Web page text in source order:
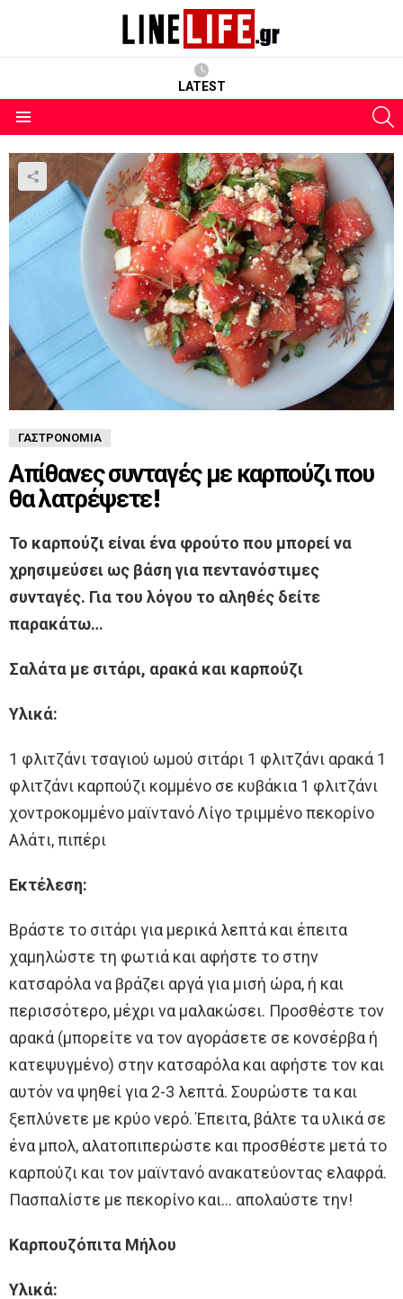
LATEST
ΓΑΣΤΡΟΝΟΜΊΑ
Απίθανες συνταγές με καρπούζι που
θα λατρέψετε!
To καρπούζι είναι ένα φρούτο που μπορεί να
χρησιμεύσει ως βάση για πεντανόστιμες
συνταγές. Για του λόγου το αληθές δείτε
παρακάτω…
Σαλάτα με σιτάρι, αρακά και καρπούζι
Yλικά:
1 φλιτζάνι τσαγιού ωμού σιτάρι 1 φλιτζάνι αρακά 1
φλιτζάνι καρπούζι κομμένο σε κυβάκια 1 φλιτζάνι
χοντροκομμένο μαϊντανό Λίγο τριμμένο πεκορίνο
Αλάτι, πιπέρι
Εκτέλεση:
Βράστε το σιτάρι για μερικά λεπτά και έπειτα
χαμηλώστε τη φωτιά και αφήστε το στην
κατσαρόλα να βράζει αργά για μισή ώρα, ή και
περισσότερο, μέχρι να μαλακώσει. Προσθέστε τον
αρακά (μπορείτε να τον αγοράσετε σε κονσέρβα ή
κατεψυγμένο) στην κατσαρόλα και αφήστε τον και
αυτόν να ψηθεί για 2-3 λεπτά. Σουρώστε τα και
ξεπλύνετε με κρύο νερό. Έπειτα, βάλτε τα υλικά σε
ένα μπολ, αλατοπιπερώστε και προσθέστε μετά το
καρπούζι και τον μαϊντανό ανακατεύοντας ελαφρά.
Πασπαλίστε με πεκορίνο και… απολαύστε την!
Καρπουζόπιτα Μήλου
Υλικά: